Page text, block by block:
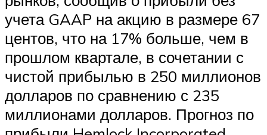
учета GAAP на акцию в размере 67
центов, что на 17% больше, чем в
прошлом квартале, в сочетании с
чистой прибылью в 250 миллионов
долларов по сравнению с 235
миллионами долларов. Прогноз по